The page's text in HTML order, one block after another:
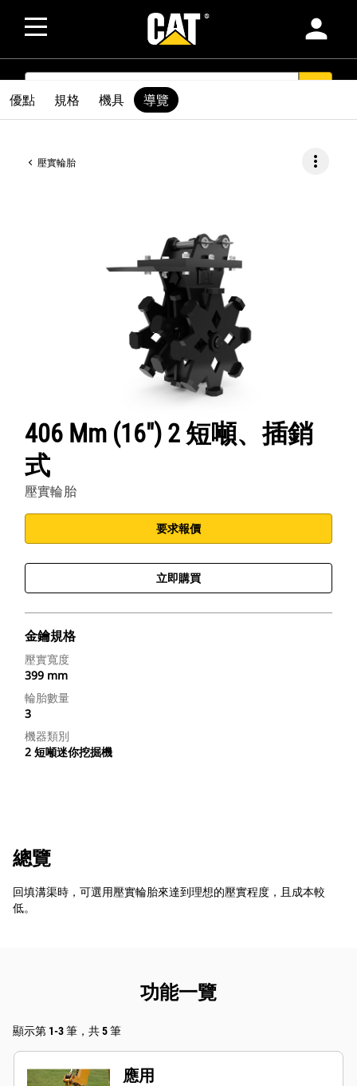
person
SEARCH
壓實輪胎 more_vert
406 Mm (16") 2 短噸、插銷
式
壓實輪胎
要求報價
立即購買
金鑰規格
壓實寬度
399 mm
輪胎數量
3
機器類別
2 短噸迷你挖掘機
優點 規格 機具 導覽
總覽
回填溝渠時，可選用壓實輪胎來達到理想的壓實程度，且成本較
低。
功能一覽
顯示第 1-3 筆，共 5 筆
應用